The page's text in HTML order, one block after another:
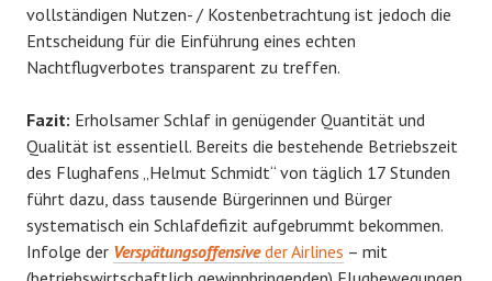
vollständigen Nutzen- / Kostenbetrachtung ist jedoch die
Entscheidung für die Einführung eines echten
Nachtflugverbotes transparent zu treffen.
Fazit: Erholsamer Schlaf in genügender Quantität und
Qualität ist essentiell. Bereits die bestehende Betriebszeit
des Flughafens „Helmut Schmidt“ von täglich 17 Stunden
führt dazu, dass tausende Bürgerinnen und Bürger
systematisch ein Schlafdefizit aufgebrummt bekommen.
Infolge der Verspätungsoffensiveder Airlines – mit